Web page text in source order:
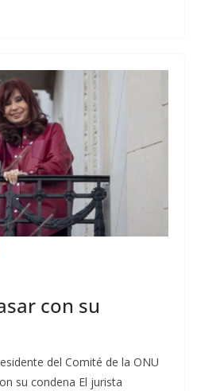
con su
del Comité de la ONU
su condena El jurista